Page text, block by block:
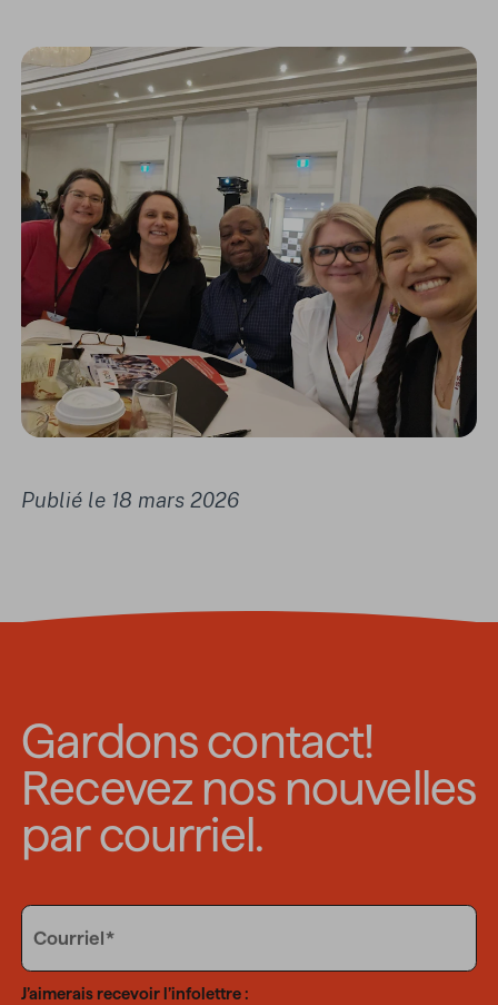
Publié le 18 mars 2026
Gardons contact!
Recevez nos nouvelles
par courriel.
Email
Courriel
Language
J’aimerais recevoir l’infolettre :